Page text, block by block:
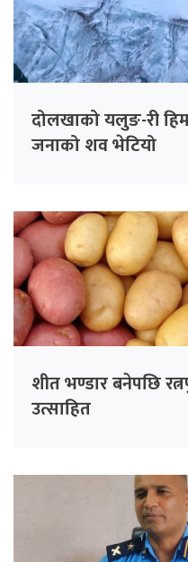
दोलखाको यलुङ-री
जनाको शव भेटियो
शीत भण्डार बनेपछि
उत्साहित